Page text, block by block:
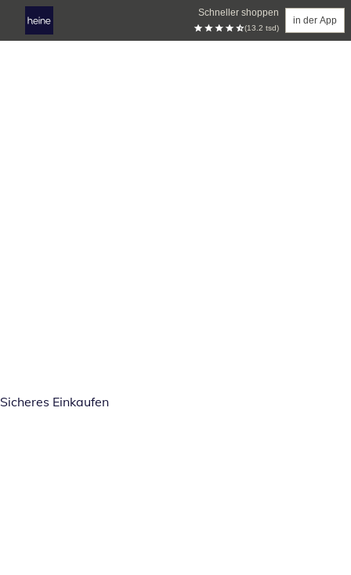
Schneller shoppen
(13.2 tsd)
in der App
Sicheres Einkaufen